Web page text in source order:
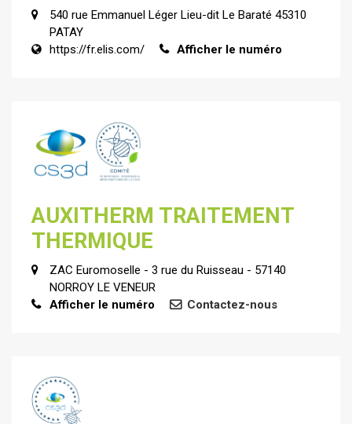
540 rue Emmanuel Léger Lieu-dit Le Baraté 45310
PATAY
https://fr.elis.com/
Afficher le numéro
AUXITHERM TRAITEMENT
THERMIQUE
ZAC Euromoselle - 3 rue du Ruisseau - 57140
NORROY LE VENEUR
Afficher le numéro
Contactez-nous